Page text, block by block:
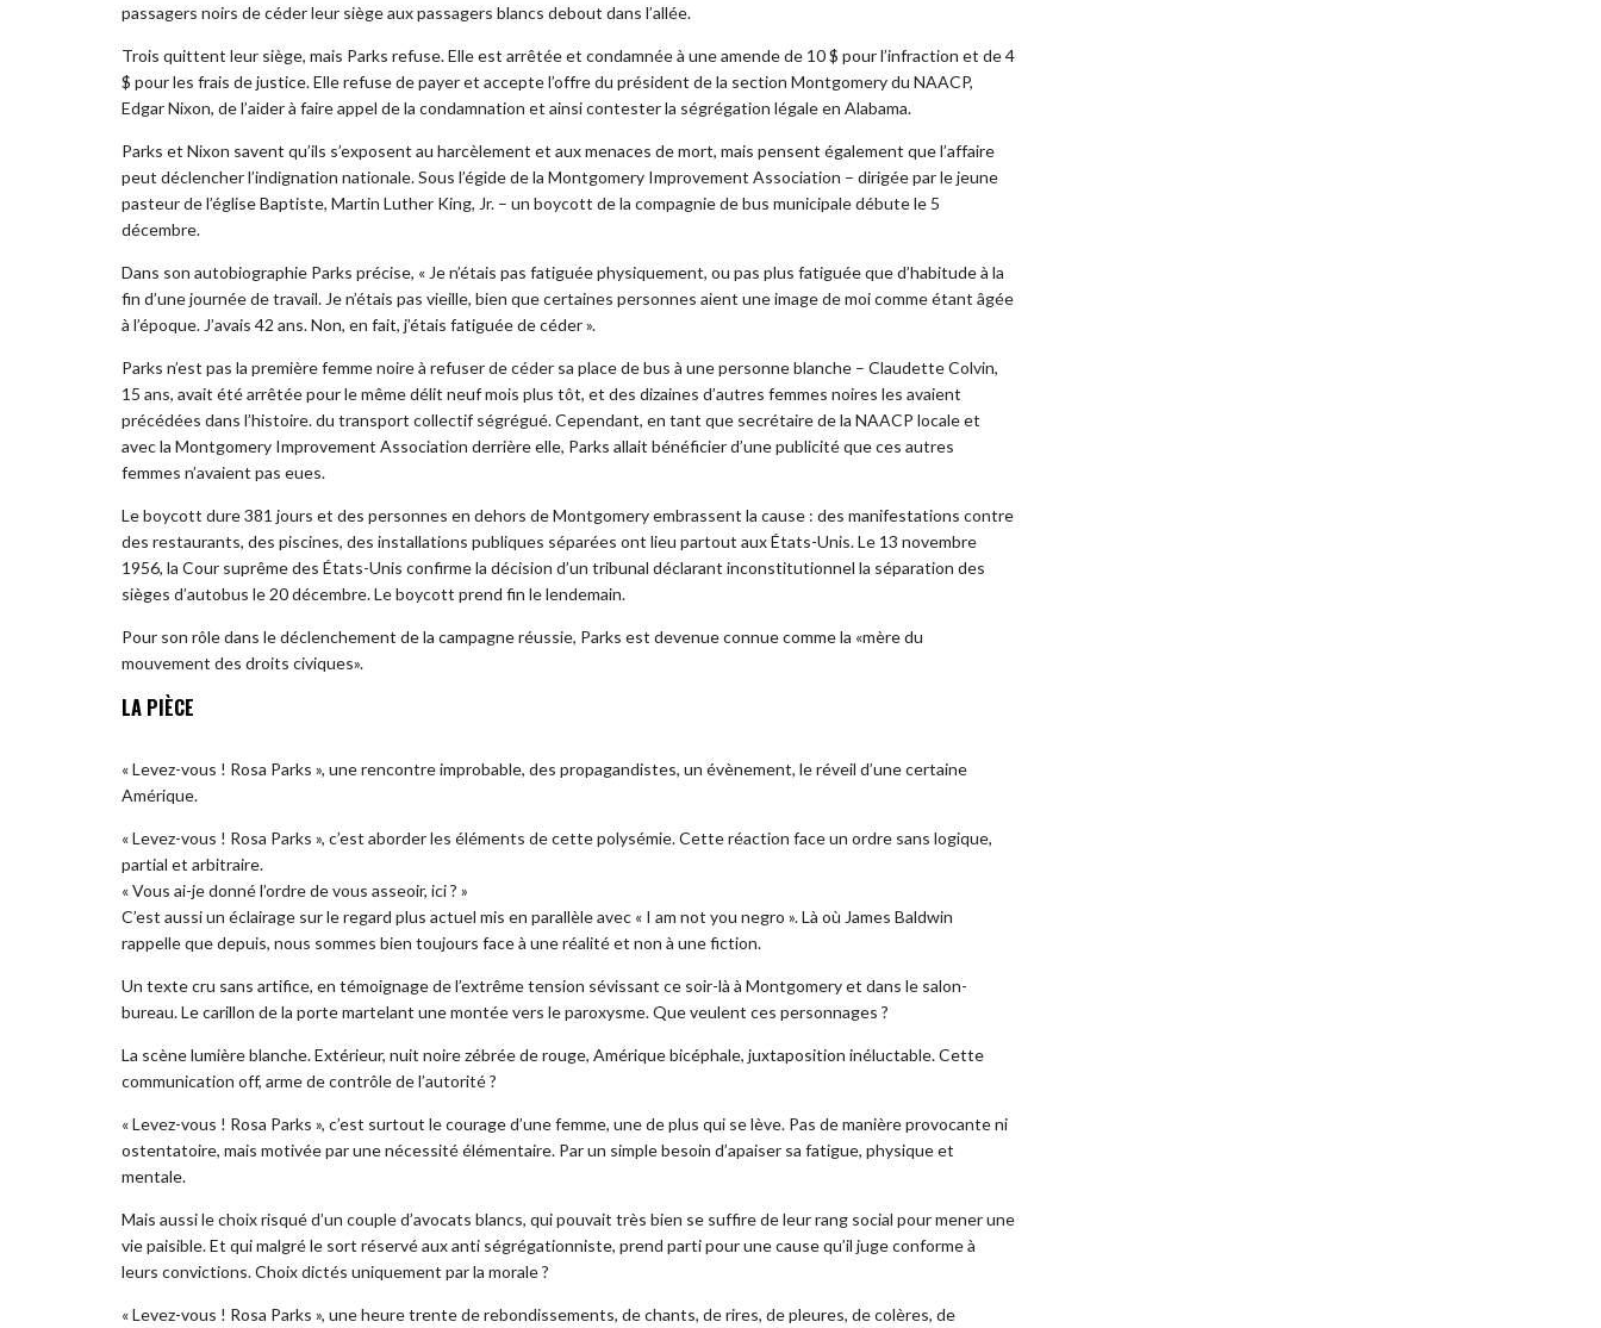
passagers noirs de céder leur siège aux passagers blancs debout dans l’allée.
Trois quittent leur siège, mais Parks refuse. Elle est arrêtée et condamnée à une amende de 10 $ pour l’infraction et de 4
$ pour les frais de justice. Elle refuse de payer et accepte l’offre du président de la section Montgomery du NAACP,
Edgar Nixon, de l’aider à faire appel de la condamnation et ainsi contester la ségrégation légale en Alabama.
Parks et Nixon savent qu’ils s’exposent au harcèlement et aux menaces de mort, mais pensent également que l’affaire
peut déclencher l’indignation nationale. Sous l’égide de la Montgomery Improvement Association – dirigée par le jeune
pasteur de l’église Baptiste, Martin Luther King, Jr. – un boycott de la compagnie de bus municipale débute le 5
décembre.
Dans son autobiographie Parks précise, « Je n’étais pas fatiguée physiquement, ou pas plus fatiguée que d’habitude à la
fin d’une journée de travail. Je n’étais pas vieille, bien que certaines personnes aient une image de moi comme étant âgée
à l’époque. J’avais 42 ans. Non, en fait, j’étais fatiguée de céder ».
Parks n’est pas la première femme noire à refuser de céder sa place de bus à une personne blanche – Claudette Colvin,
15 ans, avait été arrêtée pour le même délit neuf mois plus tôt, et des dizaines d’autres femmes noires les avaient
précédées dans l’histoire. du transport collectif ségrégué. Cependant, en tant que secrétaire de la NAACP locale et
avec la Montgomery Improvement Association derrière elle, Parks allait bénéficier d’une publicité que ces autres
femmes n’avaient pas eues.
Le boycott dure 381 jours et des personnes en dehors de Montgomery embrassent la cause : des manifestations contre
des restaurants, des piscines, des installations publiques séparées ont lieu partout aux États-Unis. Le 13 novembre
1956, la Cour suprême des États-Unis confirme la décision d’un tribunal déclarant inconstitutionnel la séparation des
sièges d’autobus le 20 décembre. Le boycott prend fin le lendemain.
Pour son rôle dans le déclenchement de la campagne réussie, Parks est devenue connue comme la «mère du
mouvement des droits civiques».
LA PIÈCE
« Levez-vous ! Rosa Parks », une rencontre improbable, des propagandistes, un évènement, le réveil d’une certaine
Amérique.
« Levez-vous ! Rosa Parks », c’est aborder les éléments de cette polysémie. Cette réaction face un ordre sans logique,
partial et arbitraire.
« Vous ai-je donné l’ordre de vous asseoir, ici ? »
C’est aussi un éclairage sur le regard plus actuel mis en parallèle avec « I am not you negro ». Là où James Baldwin
rappelle que depuis, nous sommes bien toujours face à une réalité et non à une fiction.
Un texte cru sans artifice, en témoignage de l’extrême tension sévissant ce soir-là à Montgomery et dans le salon-
bureau. Le carillon de la porte martelant une montée vers le paroxysme. Que veulent ces personnages ?
La scène lumière blanche. Extérieur, nuit noire zébrée de rouge, Amérique bicéphale, juxtaposition inéluctable. Cette
communication off, arme de contrôle de l’autorité ?
« Levez-vous ! Rosa Parks », c’est surtout le courage d’une femme, une de plus qui se lève. Pas de manière provocante ni
ostentatoire, mais motivée par une nécessité élémentaire. Par un simple besoin d’apaiser sa fatigue, physique et
mentale.
Mais aussi le choix risqué d’un couple d’avocats blancs, qui pouvait très bien se suffire de leur rang social pour mener une
vie paisible. Et qui malgré le sort réservé aux anti ségrégationniste, prend parti pour une cause qu’il juge conforme à
leurs convictions. Choix dictés uniquement par la morale ?
« Levez-vous ! Rosa Parks », une heure trente de rebondissements, de chants, de rires, de pleures, de colères, de